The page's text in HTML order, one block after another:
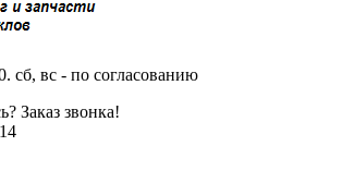
сб, вс - по согласованию
Заказ звонка!